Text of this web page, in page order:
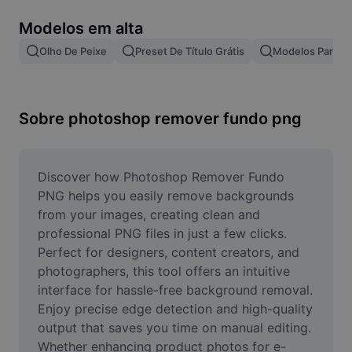
Mesclar imagens
Redimensionar Imagem
Criador de Memes
AI Text Remover
AI People Remover
AI Inpainting
Face Cutout
Modelos em alta
Olho De Peixe Preset De Título Grátis Modelos Para
Sobre photoshop remover fundo png
Discover how Photoshop Remover Fundo
PNG helps you easily remove backgrounds
from your images, creating clean and
professional PNG files in just a few clicks.
Perfect for designers, content creators, and
photographers, this tool offers an intuitive
interface for hassle-free background removal.
Enjoy precise edge detection and high-quality
output that saves you time on manual editing.
Whether enhancing product photos for e-